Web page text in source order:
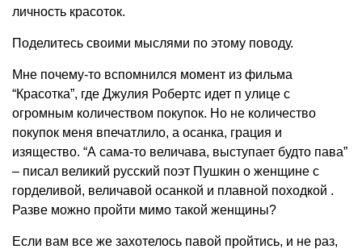
личность красоток.
Поделитесь своими мыслями по этому поводу.
Мне почему-то вспомнился момент из фильма
“Красотка”, где Джулия Робертс идет п улице с
огромным количеством покупок. Но не количество
покупок меня впечатлило, а осанка, грация и
изящество. “А сама-то величава, выступает будто пава”
– писал великий русский поэт Пушкин о женщине с
горделивой, величавой осанкой и плавной походкой .
Разве можно пройти мимо такой женщины?
Если вам все же захотелось павой пройтись, и не раз,